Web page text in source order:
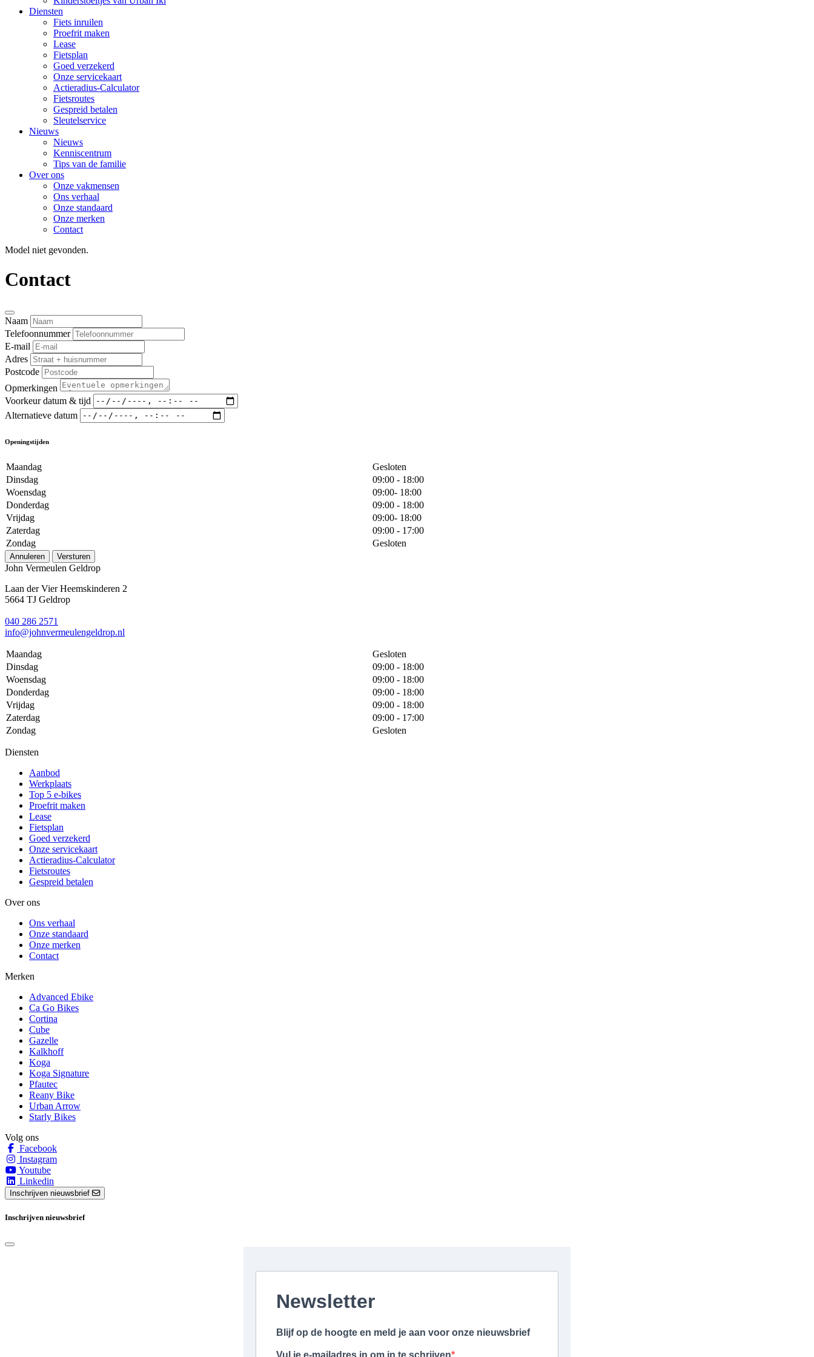
Diensten
Fiets inruilen
Proefrit maken
Lease
Fietsplan
Goed verzekerd
Onze servicekaart
Actieradius-Calculator
Fietsroutes
Gespreid betalen
Sleutelservice
Nieuws
Nieuws
Kenniscentrum
Tips van de familie
Over ons
Onze vakmensen
Ons verhaal
Onze standaard
Onze merken
Contact
Model niet gevonden.
Contact
Naam
Telefoonnummer
E-mail
Adres
Postcode
Opmerkingen
Voorkeur datum & tijd
Alternatieve datum
Openingstijden
Maandag
Gesloten
Dinsdag
09:00 - 18:00
Woensdag
09:00- 18:00
Donderdag
09:00 - 18:00
Vrijdag
09:00- 18:00
Zaterdag
09:00 - 17:00
Zondag
Gesloten
Annuleren Versturen
John Vermeulen Geldrop
Laan der Vier Heemskinderen 2
5664 TJ Geldrop
040 286 2571
info@johnvermeulengeldrop.nl
Maandag
Gesloten
Dinsdag
09:00 - 18:00
Woensdag
09:00 - 18:00
Donderdag
09:00 - 18:00
Vrijdag
09:00 - 18:00
Zaterdag
09:00 - 17:00
Zondag
Gesloten
Diensten
Aanbod
Werkplaats
Top 5 e-bikes
Proefrit maken
Lease
Fietsplan
Goed verzekerd
Onze servicekaart
Actieradius-Calculator
Fietsroutes
Gespreid betalen
Over ons
Ons verhaal
Onze standaard
Onze merken
Contact
Merken
Advanced Ebike
Ca Go Bikes
Cortina
Cube
Gazelle
Kalkhoff
Koga
Koga Signature
Pfautec
Reany Bike
Urban Arrow
Starly Bikes
Volg ons
Facebook
Instagram
Youtube
Linkedin
Inschrijven nieuwsbrief
Inschrijven nieuwsbrief